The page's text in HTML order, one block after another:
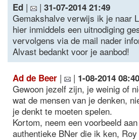
Ed | | 31-07-2014 21:49
Gemakshalve verwijs ik je naar
hier inmiddels een uitnodiging
vervolgens via de mail nader
Alvast bedankt voor je aanbod!
Ad de Beer | | 1-08-2014 08:40
Gewoon jezelf zijn, je weinig of
wat de mensen van je denken,
je denkt te moeten spelen.
Kortom, neem een voorbeeld
authentieke BNer die ik ken,